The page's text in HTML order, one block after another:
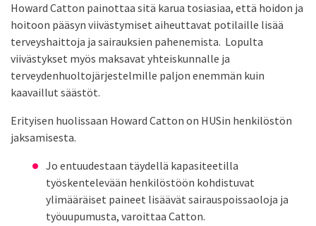
Howard Catton painottaa sitä karua tosiasiaa, että hoidon ja
hoitoon pääsyn viivästymiset aiheuttavat potilaille lisää
terveyshaittoja ja sairauksien pahenemista. Lopulta
viivästykset myös maksavat yhteiskunnalle ja
terveydenhuoltojärjestelmille paljon enemmän kuin
kaavaillut säästöt.
Erityisen huolissaan Howard Catton on HUSin henkilöstön
jaksamisesta.
Jo entuudestaan täydellä kapasiteetilla
työskentelevään henkilöstöön kohdistuvat
ylimääräiset paineet lisäävät sairauspoissaoloja ja
työuupumusta, varoittaa Catton.